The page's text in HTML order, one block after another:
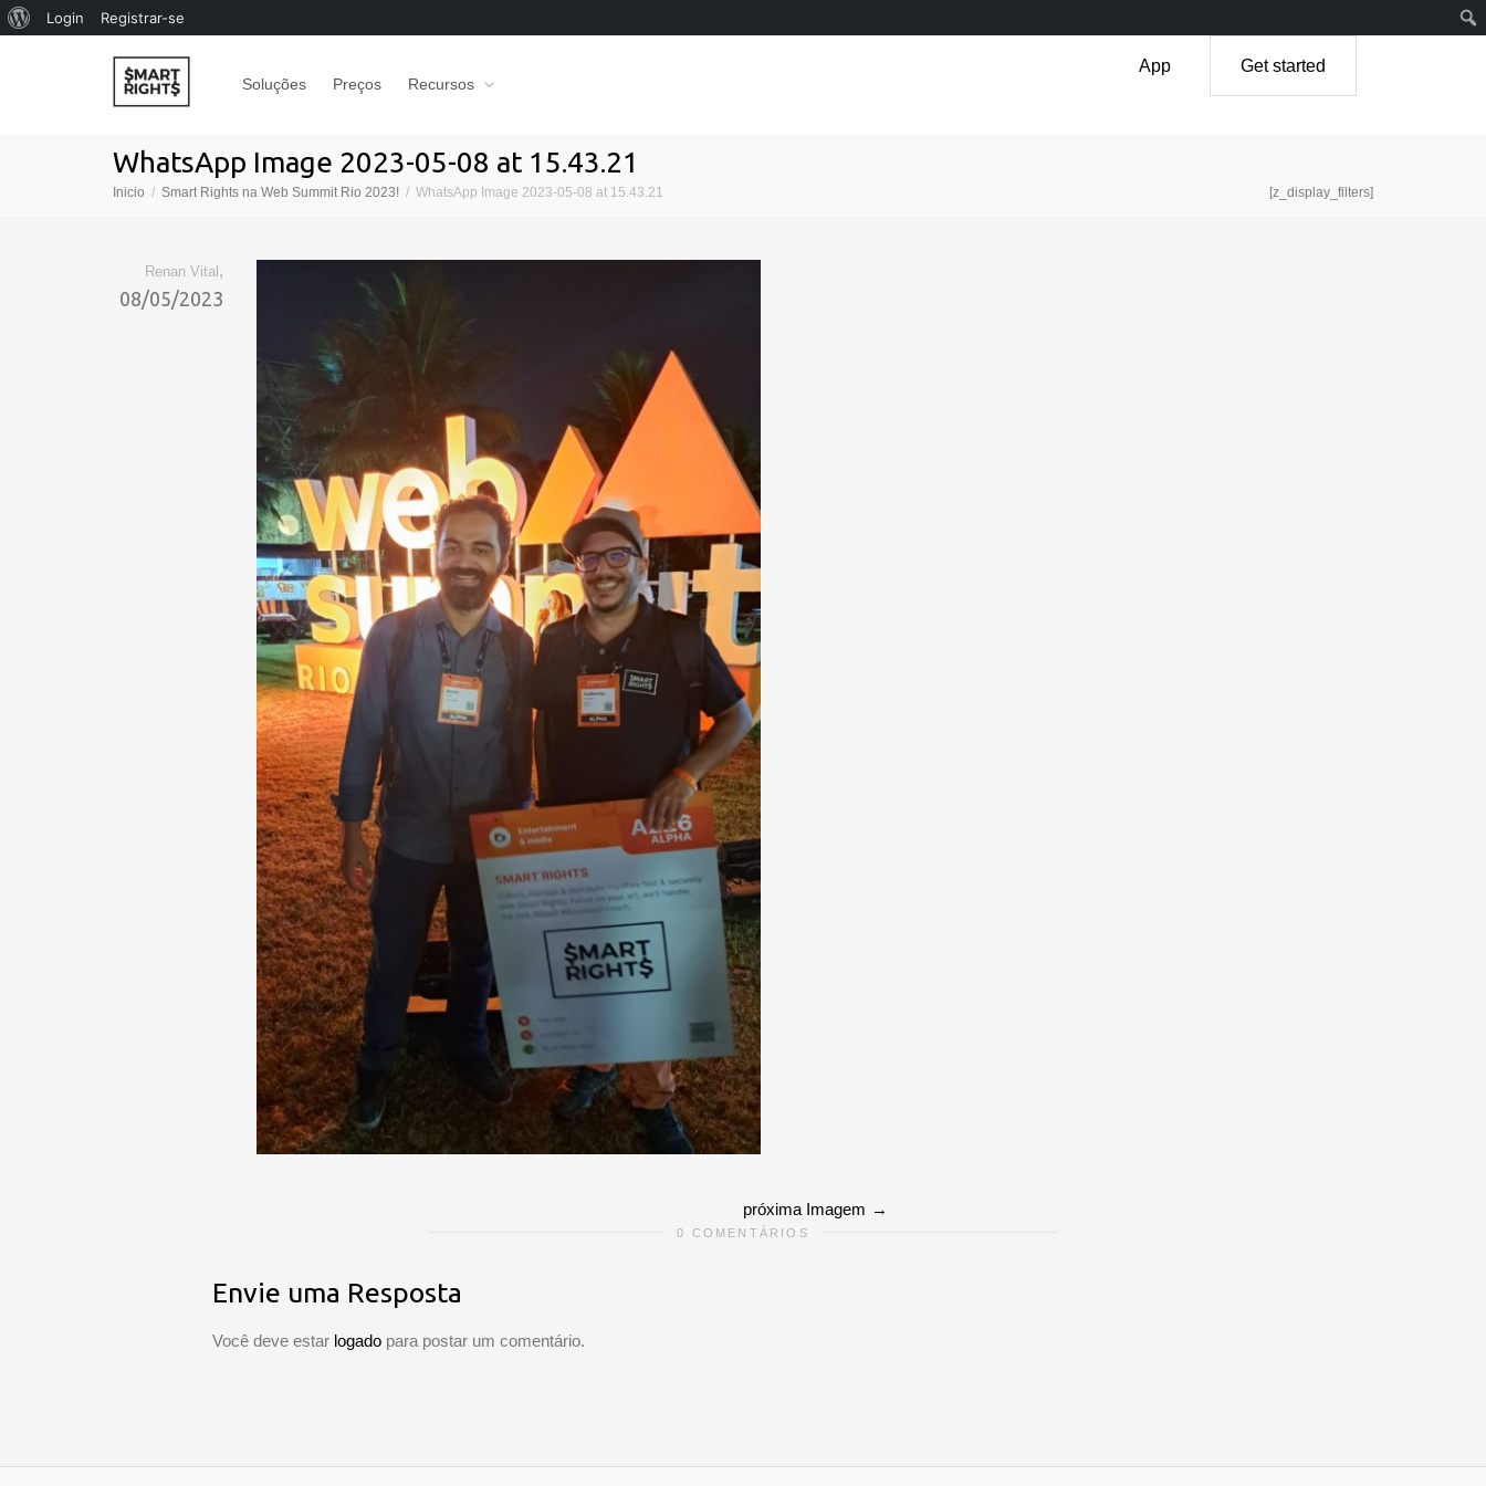
Soluções Preços Recursos
App Get started
WhatsApp Image 2023-05-08 at 15.43.21
Inicio Smart Rights na Web Summit Rio 2023! WhatsApp Image 2023-05-08 at 15.43.21 [z_display_filters]
Renan Vital ,
08/05/2023
próxima Imagem
0 COMENTÁRIOS
Envie uma Resposta
Você deve estar logado para postar um comentário.
Sobre
Login Registrar-se